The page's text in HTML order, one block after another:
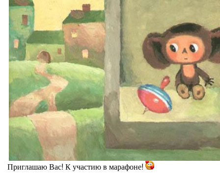
Приглашаю Вас! К участию в марафоне!